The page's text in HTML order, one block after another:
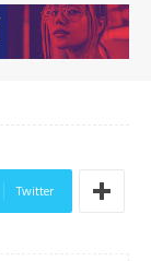
Twitter